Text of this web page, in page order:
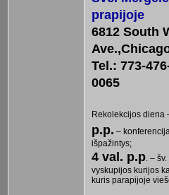
prapijoje
6812 South
Tel.: 773-
0065
Rekolekcijos diena
p.p. –
išpažintys;
4 val. p.p. –
vyskupijos kurijos
kuris parapijoje